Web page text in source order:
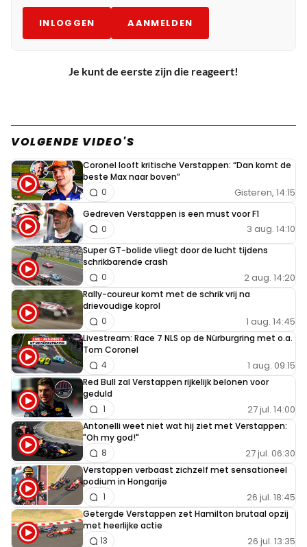
INLOGGEN AANMELDEN
Je kunt de eerste zijn die reageert!
VOLGENDE VIDEO'S
Coronel looft kritische Verstappen: “Dan komt de
beste Max naar boven”
Gisteren, 14:15
0
Gedreven Verstappen is een must voor F1
3 aug. 14:10
0
Super GT-bolide vliegt door de lucht tijdens
schrikbarende crash
2 aug. 14:20
0
Rally-coureur komt met de schrik vrij na
drievoudige koprol
1 aug. 14:45
0
Livestream: Race 7 NLS op de Nürburgring met o.a.
Tom Coronel
1 aug. 09:15
4
Red Bull zal Verstappen rijkelijk belonen voor
geduld
27 jul. 14:00
1
Antonelli weet niet wat hij ziet met Verstappen:
"Oh my god!"
27 jul. 06:30
8
Verstappen verbaast zichzelf met sensationeel
podium in Hongarije
26 jul. 18:45
1
Getergde Verstappen zet Hamilton brutaal opzij
met heerlijke actie
26 jul. 13:35
13